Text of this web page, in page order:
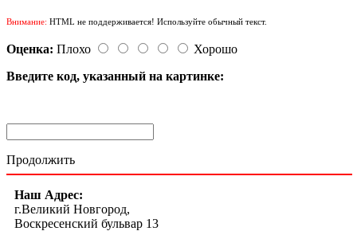
Внимание: HTML не поддерживается! Используйте обычный текст.
Оценка: Плохо
Хорошо
Введите код, указанный на картинке:
Продолжить
Наш Адрес:
г.Великий Новгород,
Воскресенский бульвар 13